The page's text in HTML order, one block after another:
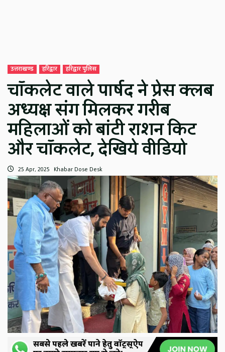
उत्तराखण्ड हरिद्वार हरिद्वार पुलिस
चॉकलेट वाले पार्षद ने प्रेस क्लब
अध्यक्ष संग मिलकर गरीब
महिलाओं को बांटी राशन किट
और चॉकलेट, देखिये वीडियो
25 Apr, 2025 Khabar Dose Desk